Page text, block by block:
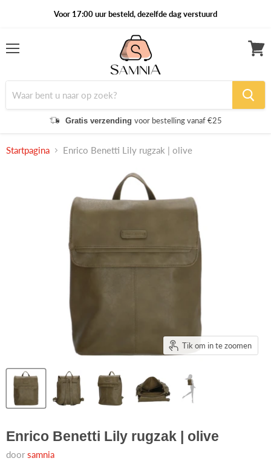
Voor 17:00 uur besteld, dezelfde dag verstuurd
Gratis verzending voor bestelling vanaf €25
Startpagina Enrico Benetti Lily rugzak | olive
Tik om in te zoomen
Enrico Benetti Lily rugzak | olive
doorsamnia